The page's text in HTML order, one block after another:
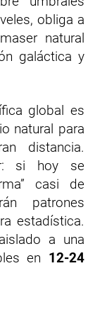
obliga a
natural
galáctica y
global es
natural para
distancia.
si hoy se
casi de
patrones
estadística.
a una
en 12-24